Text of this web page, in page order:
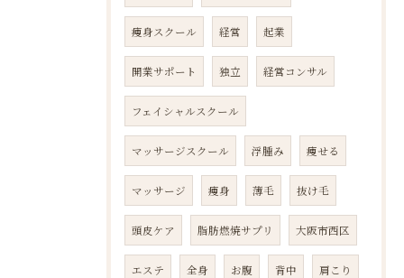
痩身スクール 経営 起業
開業サポート 独立 経営コンサル
フェイシャルスクール
マッサージスクール 浮腫み 痩せる
マッサージ 痩身 薄毛 抜け毛
頭皮ケア 脂肪燃焼サプリ 大阪市西区
エステ 全身 お腹 背中 肩こり